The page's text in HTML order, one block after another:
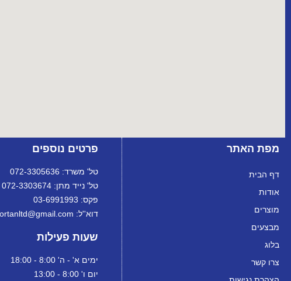
מפת האתר
דף הבית
אודות
מוצרים
מבצעים
בלוג
צרו קשר
פרטים נוספים
טל' משרד: 072-3305636
טל' נייד מתן: 072-3303674
פקס: 03-6991993
דוא''ל: ortanltd@gmail.com
שעות פעילות
ימים א' - ה' 8:00 - 18:00
יום ו' 8:00 - 13:00